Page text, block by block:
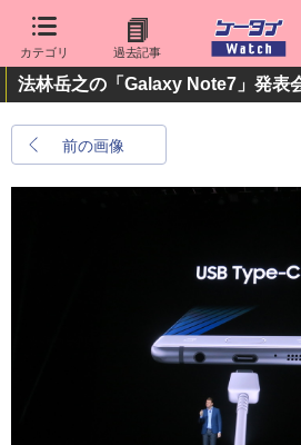
カテゴリ 過去記事
法林岳之の「Galaxy Note7」発表
前の画像